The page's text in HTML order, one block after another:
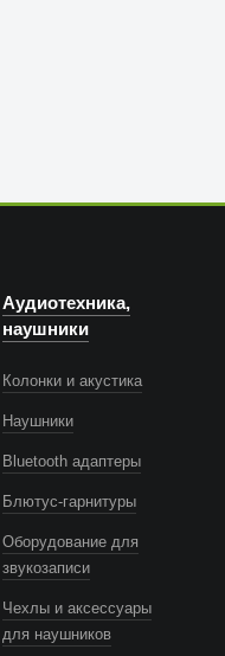
Аудиотехника,
наушники
Колонки и акустика
Наушники
Bluetooth адаптеры
Блютус-гарнитуры
Оборудование для
звукозаписи
Чехлы и аксессуары
для наушников